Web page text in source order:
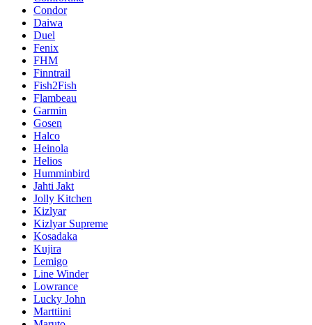
Condor
Daiwa
Duel
Fenix
FHM
Finntrail
Fish2Fish
Flambeau
Garmin
Gosen
Halco
Heinola
Helios
Humminbird
Jahti Jakt
Jolly Kitchen
Kizlyar
Kizlyar Supreme
Kosadaka
Kujira
Lemigo
Line Winder
Lowrance
Lucky John
Marttiini